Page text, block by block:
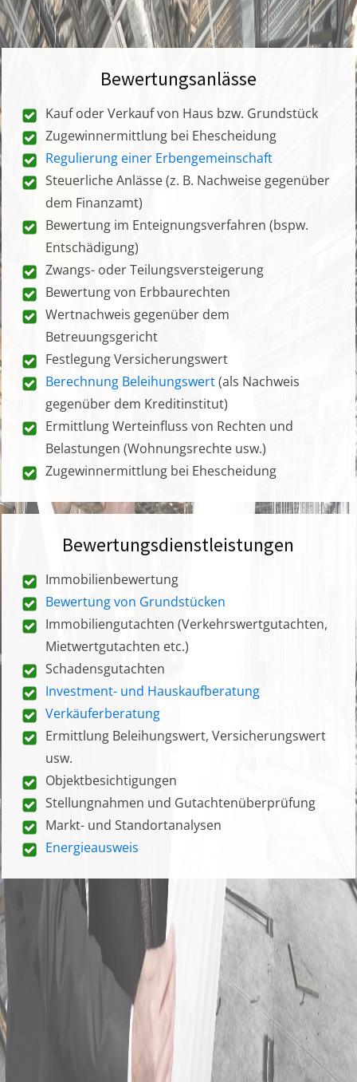
Bewertungsanlässe
Kauf oder Verkauf von Haus bzw. Grundstück
Zugewinnermittlung bei Ehescheidung
Regulierung einer Erbengemeinschaft
Steuerliche Anlässe (z. B. Nachweise gegenüber
dem Finanzamt)
Bewertung im Enteignungsverfahren (bspw.
Entschädigung)
Zwangs- oder Teilungsversteigerung
Bewertung von Erbbaurechten
Wertnachweis gegenüber dem
Betreuungsgericht
Festlegung Versicherungswert
Berechnung Beleihungswert(als Nachweis
gegenüber dem Kreditinstitut)
Ermittlung Werteinfluss von Rechten und
Belastungen (Wohnungsrechte usw.)
Zugewinnermittlung bei Ehescheidung
Bewertungsdienstleistungen
Immobilienbewertung
Bewertung von Grundstücken
Immobiliengutachten (Verkehrswertgutachten,
Mietwertgutachten etc.)
Schadensgutachten
Investment- und Hauskaufberatung
Verkäuferberatung
Ermittlung Beleihungswert, Versicherungswert
usw.
Objektbesichtigungen
Stellungnahmen und Gutachtenüberprüfung
Markt- und Standortanalysen
Energieausweis